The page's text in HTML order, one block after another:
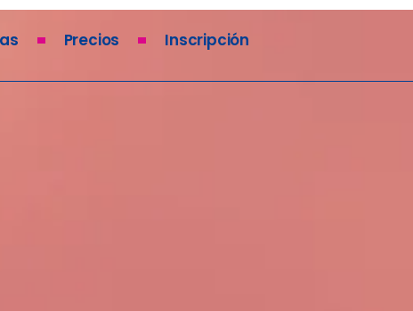
Precios Inscripción